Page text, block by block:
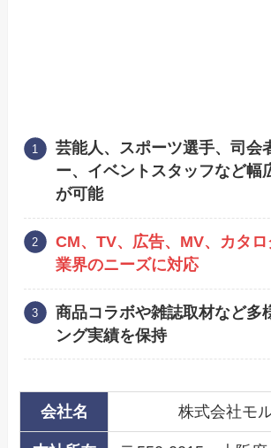
芸能人、スポーツ選手、司会
ー、イベントスタッフなど幅
が可能
CM、TV、広告、MV、カタ
業界のニーズに対応
商品コラボや雑誌取材など多
ング実績を保持
会社名 株式会社モ